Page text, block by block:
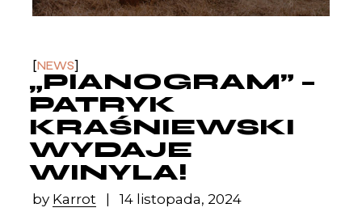
NEWS
„PIANOGRAM” –
PATRYK
KRAŚNIEWSKI
WYDAJE
WINYLA!
by Karrot 14 listopada, 2024